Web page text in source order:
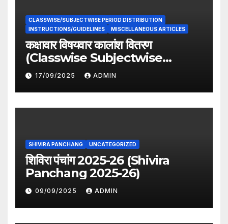
CLASSWISE/SUBJECTWISE PERIOD DISTRIBUTION
INSTRUCTIONS/GUIDELINES
MISCELLANEOUS ARTICLES
कक्षावार विषयवार कालांश वितरण
(Classwise Subjectwise
period distribution)
17/09/2025 ADMIN
SHIVIRA PANCHANG UNCATEGORIZED
शिविरा पंचांग 2025-26 (Shivira
Panchang 2025-26)
09/09/2025 ADMIN